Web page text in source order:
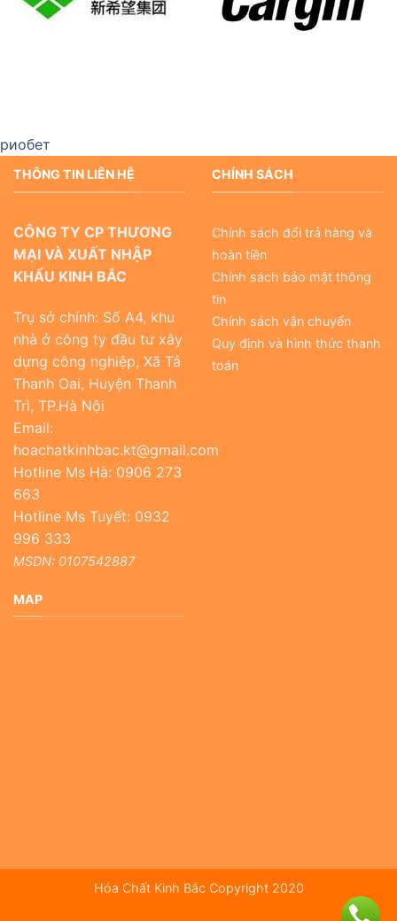
риобет
THÔNG TIN LIÊN HỆ
CÔNG TY CP THƯƠNG
MẠI VÀ XUẤT NHẬP
KHẨU KINH BẮC
Trụ sở chính: Số A4, khu
nhà ở công ty đầu tư xây
dựng công nghiệp, Xã Tả
Thanh Oai, Huyện Thanh
Trì, TP.Hà Nội
Email:
hoachatkinhbac.kt@gmail.com
Hotline Ms Hà: 0906 273
663
Hotline Ms Tuyết: 0932
996 333
MSDN: 0107542887
CHÍNH SÁCH
Chính sách đổi trả hàng và
hoàn tiền
Chính sách bảo mật thông
tin
Chính sách vận chuyển
Quy định và hình thức thanh
toán
MAP
Hóa Chất Kinh Bắc Copyright 2020